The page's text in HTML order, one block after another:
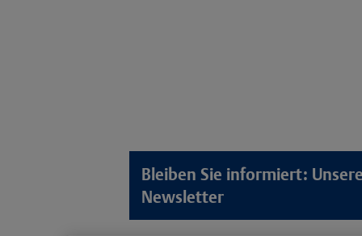
Bleiben Sie informiert:
Newsletter